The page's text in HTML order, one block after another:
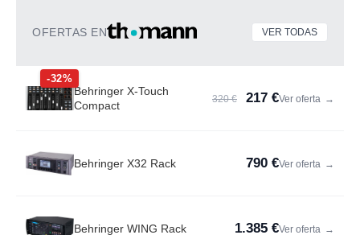
OFERTAS EN VER TODAS
-32%
Behringer X-Touch
Compact
320 € 217 €Ver oferta →
Behringer X32 Rack 790 €Ver oferta →
Behringer WING Rack 1.385 €Ver oferta →